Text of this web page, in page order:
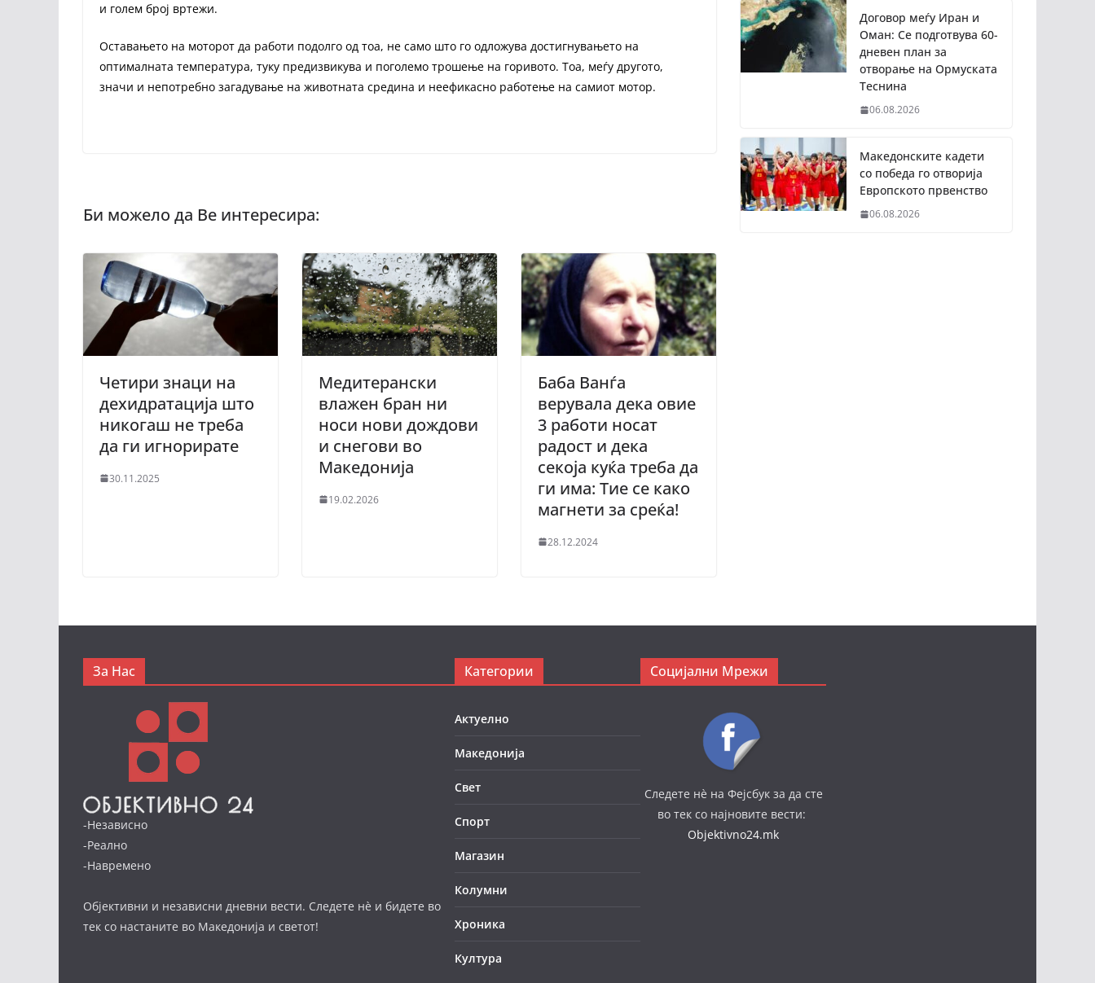
и голем број вртежи.
Оставањето на моторот да работи подолго од тоа, не само што го одложува достигнувањето на
оптималната температура, туку предизвикува и поголемо трошење на горивото. Тоа, меѓу другото,
значи и непотребно загадување на животната средина и неефикасно работење на самиот мотор.
Четири знаци на
дехидратација што
никогаш не треба
да ги игнорирате
30.11.2025
Медитерански
влажен бран ни
носи нови дождови
и снегови во
Македонија
19.02.2026
Баба Ванѓа
верувала дека овие
3 работи носат
радост и дека
секоја куќа треба да
ги има: Тие се како
магнети за среќа!
28.12.2024
Договор меѓу Иран и
Оман: Се подготвува 60-
дневен план за
отворање на Ормуската
Теснина
06.08.2026
Македонските кадети
со победа го отворија
Европското првенство
06.08.2026
За Нас
-Независно
-Реално
-Навремено
Објективни и независни дневни вести. Следете нè и бидете во
тек со настаните во Македонија и светот!
Категории
Актуелно
Македонија
Свет
Спорт
Магазин
Колумни
Хроника
Култура
Социјални Мрежи
Следете нè на Фејсбук за да сте
во тек со најновите вести:
Objektivno24.mk